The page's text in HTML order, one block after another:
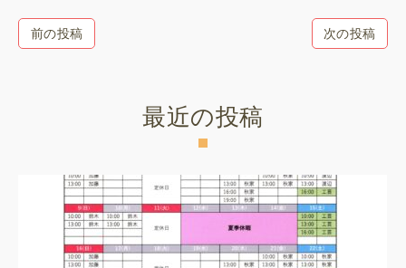
前の投稿 次の投稿
最近の投稿